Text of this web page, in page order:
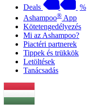
Deals
%
Ashampoo® App
Kötetengedélyezés
Mi az Ashampoo?
Piactéri partnerek
Tippek és trükkök
Letöltések
Tanácsadás